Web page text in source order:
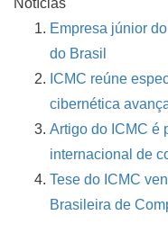
Notícias
Empresa júnior
do Brasil
ICMC reúne
cibernética
Artigo do ICMC é
internacional de
Tese do ICMC
Brasileira de